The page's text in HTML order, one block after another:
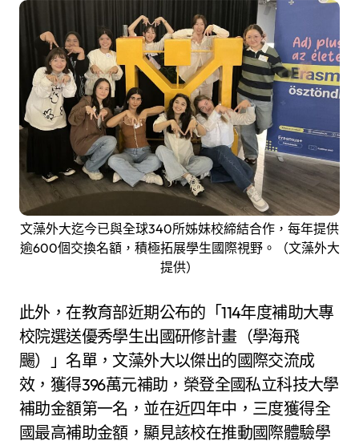
文藻外大迄今已與全球340所姊妹校締結合作，每年提供
逾600個交換名額，積極拓展學生國際視野。（文藻外大
提供）
此外，在教育部近期公布的「114年度補助大專
校院選送優秀學生出國研修計畫（學海飛
颺）」名單，文藻外大以傑出的國際交流成
效，獲得396萬元補助，榮登全國私立科技大學
補助金額第一名，並在近四年中，三度獲得全
國最高補助金額，顯見該校在推動國際體驗學